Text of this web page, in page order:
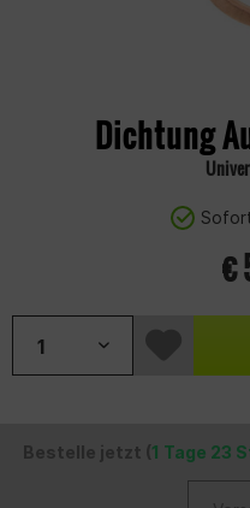
Dichtung
€
Bestelle jetzt (1 Tage 23